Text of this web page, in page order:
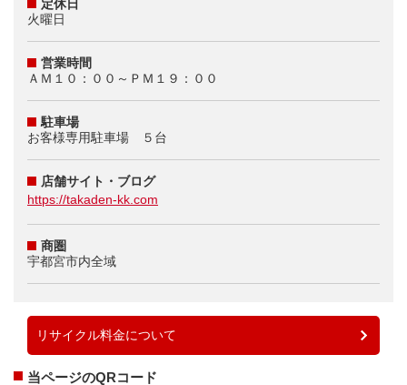
定休日
火曜日
営業時間
ＡＭ１０：００～ＰＭ１９：００
駐車場
お客様専用駐車場 ５台
店舗サイト・ブログ
https://takaden-kk.com
商圏
宇都宮市内全域
リサイクル料金について
当ページのQRコード